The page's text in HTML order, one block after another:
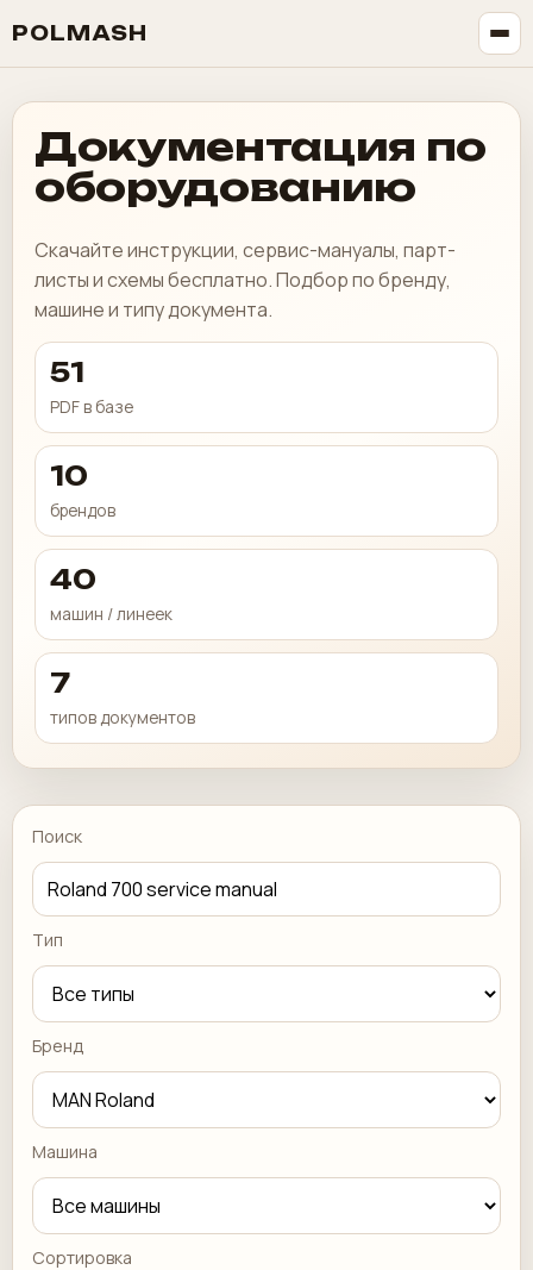
POLMASH
Документация по
оборудованию
Скачайте инструкции, сервис-мануалы, парт-
листы и схемы бесплатно. Подбор по бренду,
машине и типу документа.
51
PDF в базе
10
брендов
40
машин / линеек
7
типов документов
Поиск
Тип
Бренд
Машина
Сортировка